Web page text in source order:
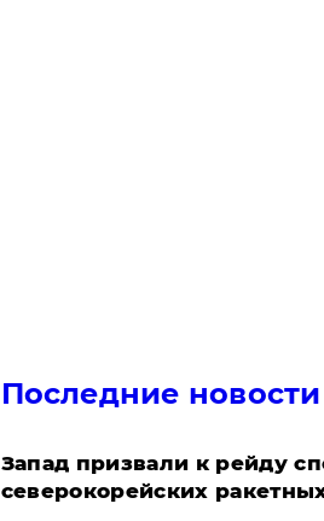
Последние новости
Запад призвали к рейду
северокорейских